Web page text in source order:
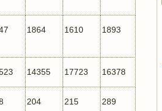
1864 1610 1893
14355 17723 16378
204 215 289